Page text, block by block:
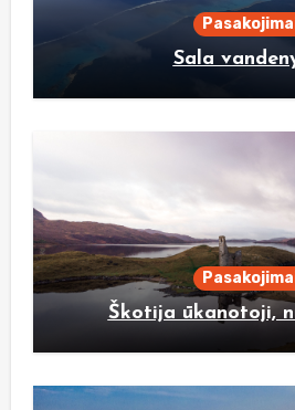
Sala
Škotija ūkanotoji,